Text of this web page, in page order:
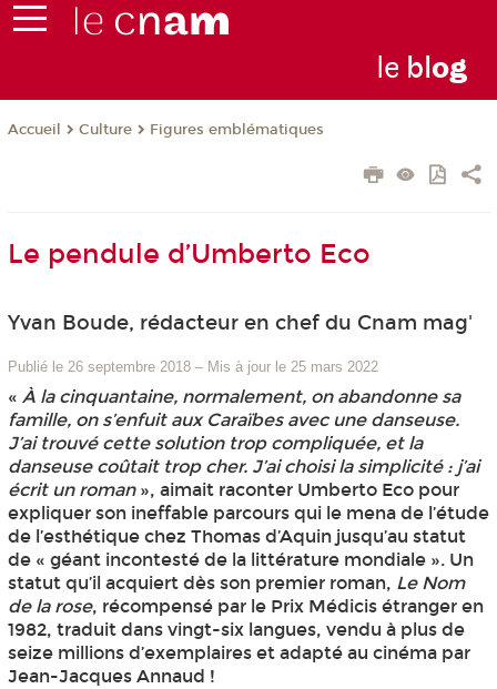
le blog
Accueil Culture Figures emblématiques
Le pendule d’Umberto Eco
Yvan Boude, rédacteur en chef du Cnam mag'
Publié le 26 septembre 2018 – Mis à jour le 25 mars 2022
« À la cinquantaine, normalement, on abandonne sa
famille, on s’enfuit aux Caraïbes avec une danseuse.
J’ai trouvé cette solution trop compliquée, et la
danseuse coûtait trop cher. J’ai choisi la simplicité : j’ai
écrit un roman», aimait raconter Umberto Eco pour
expliquer son ineffable parcours qui le mena de l’étude
de l’esthétique chez Thomas d’Aquin jusqu’au statut
de « géant incontesté de la littérature mondiale ». Un
statut qu’il acquiert dès son premier roman, Le Nom
de la rose, récompensé par le Prix Médicis étranger en
1982, traduit dans vingt-six langues, vendu à plus de
seize millions d’exemplaires et adapté au cinéma par
Jean-Jacques Annaud !